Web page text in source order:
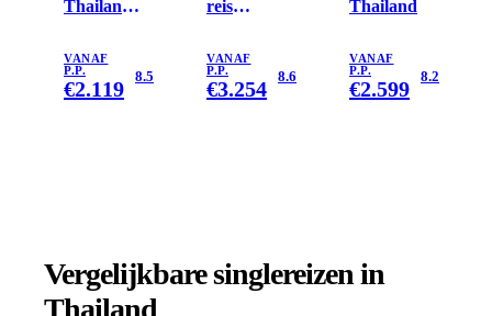
Thailand
VANAF
P.P.
€2.119 8.5
reis
VANAF
P.P.
€3.254 8.6
Thailand
VANAF
P.P.
€2.599 8.2
Vergelijkbare singlereizen in
Thailand